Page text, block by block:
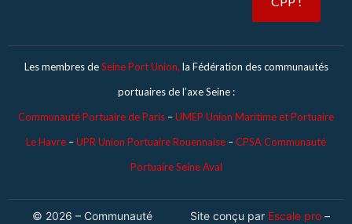
Les membres deSeine Port Union, la Fédération des communautés
portuaires de l’axe Seine :
Communauté Portuaire de Paris –UMEP Union Maritime et Portuaire
Le Havre –UPR Union Portuaire Rouennaise –CPSA Communauté
Portuaire Seine Aval
© 2026 – Communauté
Site conçu par Escale pro –